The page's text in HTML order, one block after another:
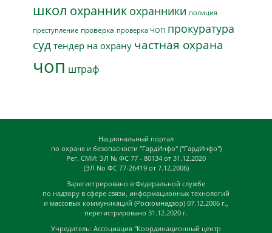
школ охранник охранники полиция
преступление проверка проверка ЧОП прокуратура
суд тендер на охрану частная охрана
чоп штраф
Национальный портал
по охране и безопасности "ГардИнфо" ("ГардИнфо")
Рег. СМИ: ЭЛ № ФС 77 - 80134 от 31.12.2020
(ЭЛ No ФС 77-26419 от 7.12.2006)
Зарегистрировано в Федеральной службе
по надзору в сфере связи, информационных технологий
и массовых коммуникаций (Роскомнадзор) 07.12.2006 г.,
перегистрировано 31.12.2020 г.
Учредитель: Ассоциация "Координационный центр